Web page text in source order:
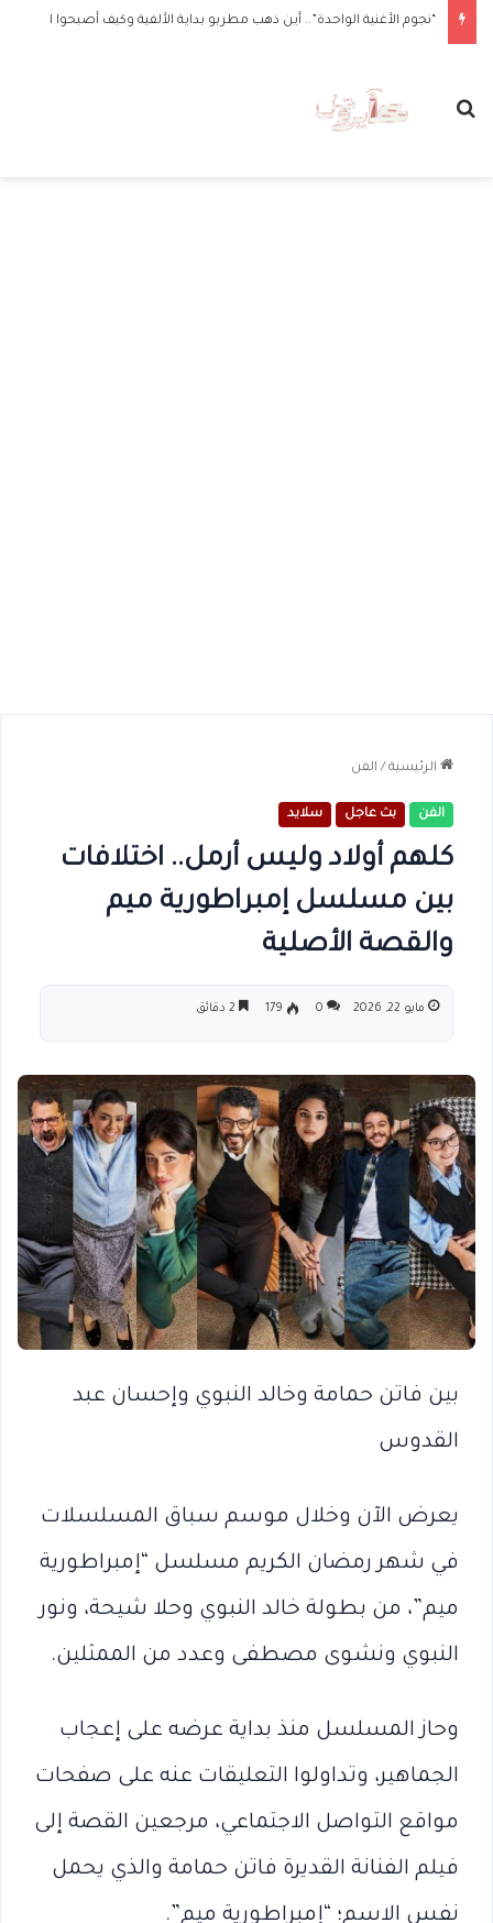
بحث عن
الرئيسية / الفن
الفن بث عاجل سلايد
كلهم أولاد وليس أرمل.. اختلافات
بين مسلسل إمبراطورية ميم
والقصة الأصلية
مايو 22, 2026 0
179
بين فاتن حمامة وخالد النبوي وإحسان عبد
القدوس
يعرض الآن وخلال موسم سباق المسلسلات
في شهر رمضان الكريم مسلسل “إمبراطورية
ميم”، من بطولة خالد النبوي وحلا شيحة، ونور
النبوي ونشوى مصطفى وعدد من الممثلين.
وحاز المسلسل منذ بداية عرضه على إعجاب
الجماهير، وتداولوا التعليقات عنه على صفحات
مواقع التواصل الاجتماعي، مرجعين القصة إلى
فيلم الفنانة القديرة فاتن حمامة والذي يحمل
نفس الاسم؛ “إمبراطورية ميم”.